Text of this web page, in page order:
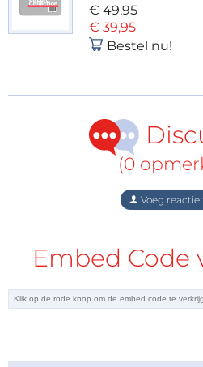
Het project
Het originele artikel, “Low-
Batteries,” verscheen in
Noot van de redactie: Het
oorspronkelijk in een editie
Vanwege de leeftijd van het
componenten
beschikbaar. Toch kan het
Tagmelding:Abonneer u
hierover op onze website
€ 49,95
€ 39,95
Bestel nu!
(0
Voeg reactie
Embed Code